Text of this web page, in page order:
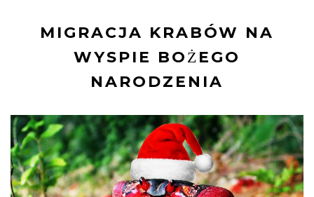
MIGRACJA KRABÓW NA
WYSPIE BOŻEGO
NARODZENIA